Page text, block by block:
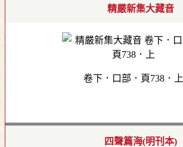
精嚴新集大藏音
卷下．口部．頁738．上
四聲篇海(明刊本)